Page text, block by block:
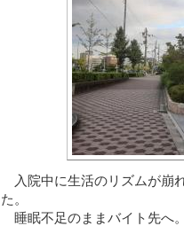
入院中に生活のリズムが崩
た。
睡眠不足のままバイト先へ。